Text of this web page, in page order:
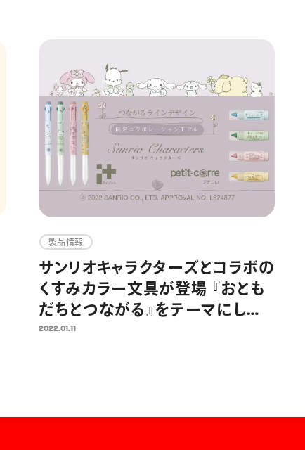
製品情報
サンリオキャラクターズとコラボの
くすみカラー文具が登場 『おとも
だちとつながる』をテーマにした
カスタマイズペン「アイプラス」と
2022.01.11